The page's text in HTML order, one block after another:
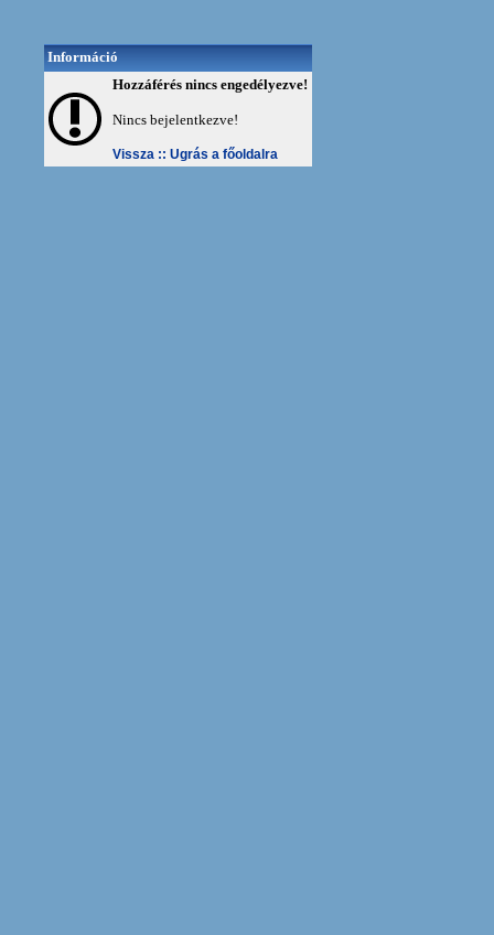
Információ
Hozzáférés nincs engedélyezve!
Nincs bejelentkezve!
Vissza :: Ugrás a főoldalra